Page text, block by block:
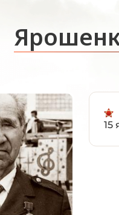
15